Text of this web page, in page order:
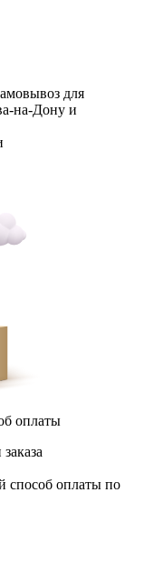
для
на-Дону и
оплаты
способ оплаты по